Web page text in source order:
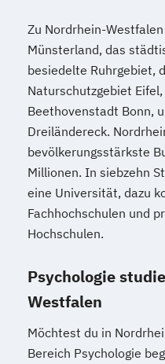
Zu Nordrhein-
Münsterland, das
besiedelte Ruhrgebiet,
Naturschutzgebiet
Beethovenstadt Bonn,
Dreiländereck.
bevölkerungsstärkste
Millionen. In siebzehn
eine Universität, dazu
Fachhochschulen und
Hochschulen.
Psychologie
Westfalen
Möchtest du in
Bereich Psychologie